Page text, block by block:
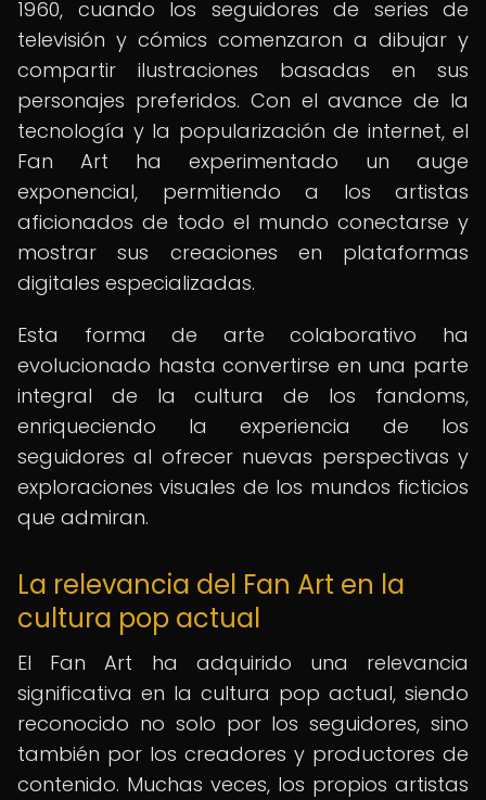
1960, cuando los seguidores de series de
televisión y cómics comenzaron a dibujar y
compartir ilustraciones basadas en sus
personajes preferidos. Con el avance de la
tecnología y la popularización de internet, el
Fan Art ha experimentado un auge
exponencial, permitiendo a los artistas
aficionados de todo el mundo conectarse y
mostrar sus creaciones en plataformas
digitales especializadas.
Esta forma de arte colaborativo ha
evolucionado hasta convertirse en una parte
integral de la cultura de los fandoms,
enriqueciendo la experiencia de los
seguidores al ofrecer nuevas perspectivas y
exploraciones visuales de los mundos ficticios
que admiran.
La relevancia del Fan Art en la
cultura pop actual
El Fan Art ha adquirido una relevancia
significativa en la cultura pop actual, siendo
reconocido no solo por los seguidores, sino
también por los creadores y productores de
contenido. Muchas veces, los propios artistas